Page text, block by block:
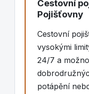
Cestovní
Pojišťovny
Cestovní
vysokými
24/7 a
potápění